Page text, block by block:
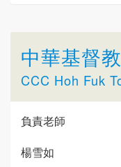
中華基督
CCC Hoh Fuk
負責老師
楊雪如